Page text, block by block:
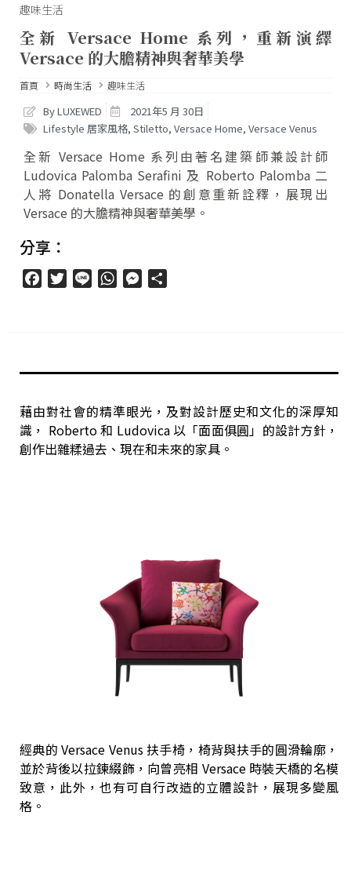
趣味生活
全新 Versace Home 系列，重新演繹
Versace 的大膽精神與奢華美學
首頁 時尚生活 趣味生活
By LUXEWED
2021年5 月 30日
Lifestyle 居家風格, Stiletto, Versace Home, Versace Venus
全新 Versace Home 系列由著名建築師兼設計師
Ludovica Palomba Serafini 及 Roberto Palomba 二
人將 Donatella Versace 的創意重新詮釋，展現出
Versace 的大膽精神與奢華美學。
分享：
FacebookTwitter
Line WhatsAppMessenger
藉由對社會的精準眼光，及對設計歷史和文化的深厚知
識， Roberto 和 Ludovica 以「面面俱圓」的設計方針，
創作出雜糅過去、現在和未來的家具。
經典的 Versace Venus 扶手椅，椅背與扶手的圓滑輪廓，
並於背後以拉鍊綴飾，向曾亮相 Versace 時裝天橋的名模
致意，此外，也有可自行改造的立體設計，展現多變風
格。